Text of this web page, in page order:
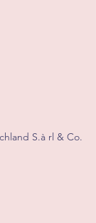
S.à rl & Co.